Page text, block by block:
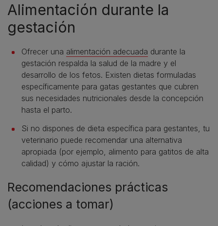
Alimentación durante la
gestación
Ofrecer una alimentación adecuada durante la
gestación respalda la salud de la madre y el
desarrollo de los fetos. Existen dietas formuladas
específicamente para gatas gestantes que cubren
sus necesidades nutricionales desde la concepción
hasta el parto.
Si no dispones de dieta específica para gestantes, tu
veterinario puede recomendar una alternativa
apropiada (por ejemplo, alimento para gatitos de alta
calidad) y cómo ajustar la ración.
Recomendaciones prácticas
(acciones a tomar)